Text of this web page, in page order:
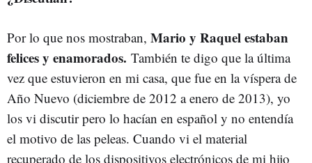
Por lo que nos mostraban, Mario y Raquel estaban
felices y enamorados. También te digo que la última
vez que estuvieron en mi casa, que fue en la víspera de
Año Nuevo (diciembre de 2012 a enero de 2013), yo
los vi discutir pero lo hacían en español y no entendía
el motivo de las peleas. Cuando vi el material
recuperado de los dispositivos electrónicos de mi hijo